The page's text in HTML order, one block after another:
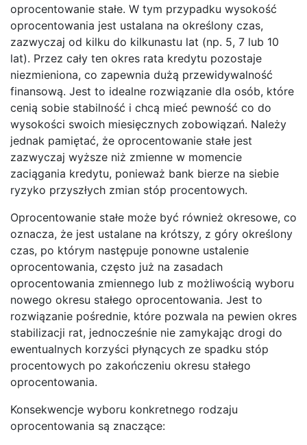
oprocentowanie stałe. W tym przypadku wysokość
oprocentowania jest ustalana na określony czas,
zazwyczaj od kilku do kilkunastu lat (np. 5, 7 lub 10
lat). Przez cały ten okres rata kredytu pozostaje
niezmieniona, co zapewnia dużą przewidywalność
finansową. Jest to idealne rozwiązanie dla osób, które
cenią sobie stabilność i chcą mieć pewność co do
wysokości swoich miesięcznych zobowiązań. Należy
jednak pamiętać, że oprocentowanie stałe jest
zazwyczaj wyższe niż zmienne w momencie
zaciągania kredytu, ponieważ bank bierze na siebie
ryzyko przyszłych zmian stóp procentowych.
Oprocentowanie stałe może być również okresowe, co
oznacza, że jest ustalane na krótszy, z góry określony
czas, po którym następuje ponowne ustalenie
oprocentowania, często już na zasadach
oprocentowania zmiennego lub z możliwością wyboru
nowego okresu stałego oprocentowania. Jest to
rozwiązanie pośrednie, które pozwala na pewien okres
stabilizacji rat, jednocześnie nie zamykając drogi do
ewentualnych korzyści płynących ze spadku stóp
procentowych po zakończeniu okresu stałego
oprocentowania.
Konsekwencje wyboru konkretnego rodzaju
oprocentowania są znaczące: